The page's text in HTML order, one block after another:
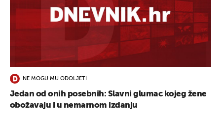
NE MOGU MU ODOLJETI
Jedan od onih posebnih: Slavni glumac kojeg žene
obožavaju i u nemarnom izdanju